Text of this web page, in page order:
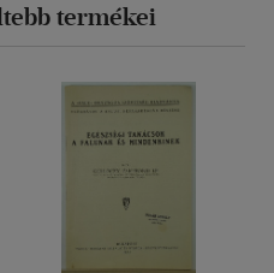
termékei